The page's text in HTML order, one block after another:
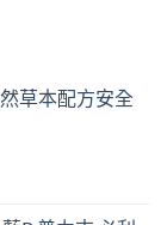
草本配方安全